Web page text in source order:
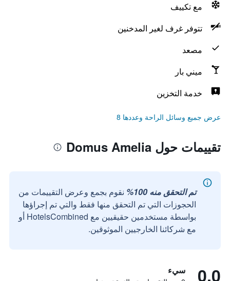
مع تكييف
تتوفر غرف لغير المدخنين
مصعد
ميني بار
خدمة التخزين
عرض جميع وسائل الراحة وعددها 8
تقييمات حول Domus Amelia
تم التحقق منه 100%
نقوم بجمع وعرض التقييمات من
الحجوزات التي تم التحقق منها فقط والتي تم إجراؤها
بواسطة مستخدمين حقيقيين مع HotelsCombined أو
مع شركائنا الخارجيين الموثوقين.
0.0 سيء